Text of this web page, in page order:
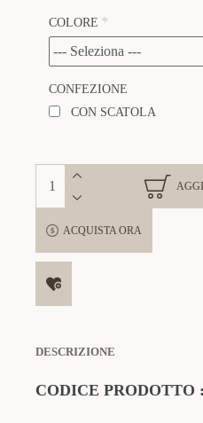
COLORE
CONFEZIONE
CON SCATOLA
ACQUISTA ORA
DESCRIZIONE
CODICE PRODOTTO :